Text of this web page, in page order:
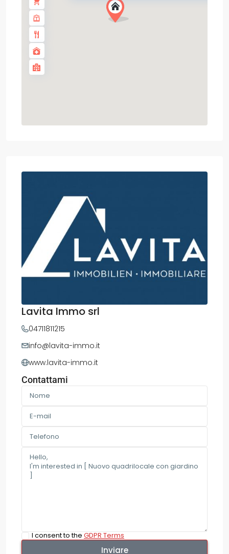
Lavita Immo srl
04711811215
info@lavita-immo.it
www.lavita-immo.it
Contattami
I consent to theGDPR Terms